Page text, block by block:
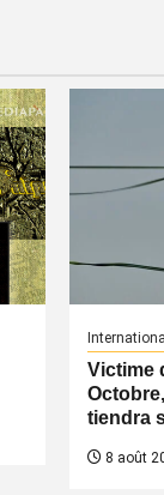
International
Victime
tiendra
8 août